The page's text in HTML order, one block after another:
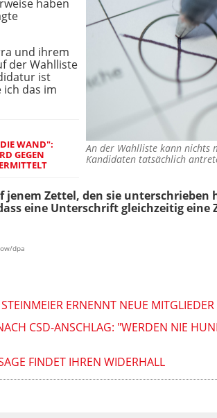
An der Wahlliste kann nichts
Kandidaten tatsächlich
haben
und ihrem
der Wahlliste
ist
ich das im
WAND":
GEGEN
jenem Zettel, den sie
eine Unterschrift gleichzeitig
dpa
ERNENNT NEUE MITGLIEDER
CSD-ANSCHLAG: "WERDEN NIE
FINDET IHREN WIDERHALL